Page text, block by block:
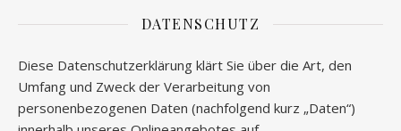
DATENSCHUTZ
Diese Datenschutzerklärung klärt Sie über die Art, den
Umfang und Zweck der Verarbeitung von
personenbezogenen Daten (nachfolgend kurz „Daten“)